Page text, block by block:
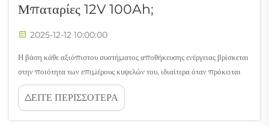
Μπαταρίες 12V 100Ah;
2025-12-12 10:00:00
Η βάση κάθε αξιόπιστου συστήματος αποθήκευσης ενέργειας βρίσκεται
στην ποιότητα των επιμέρους κυψελών του, ιδιαίτερα όταν πρόκειται
για μπαταρίες 12V 100Ah που χρησιμοποιούνται σε κρίσιμες
εφαρμογές. Η κατανόηση του τρόπου με τον οποίο η ποιότητα της
ΔΕΙΤΕ ΠΕΡΙΣΣΟΤΕΡΑ